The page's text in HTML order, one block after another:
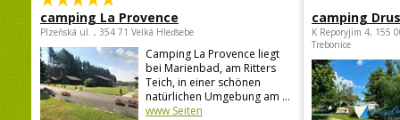
camping La Provence
Plzeňská ul. , 354 71 Velká Hleďsebe
Camping La Provence liegt
bei Marienbad, am Ritters
Teich, in einer schönen
natürlichen Umgebung am ...
www Seiten
camping
K Reporyjim 4, 155
Trebonice